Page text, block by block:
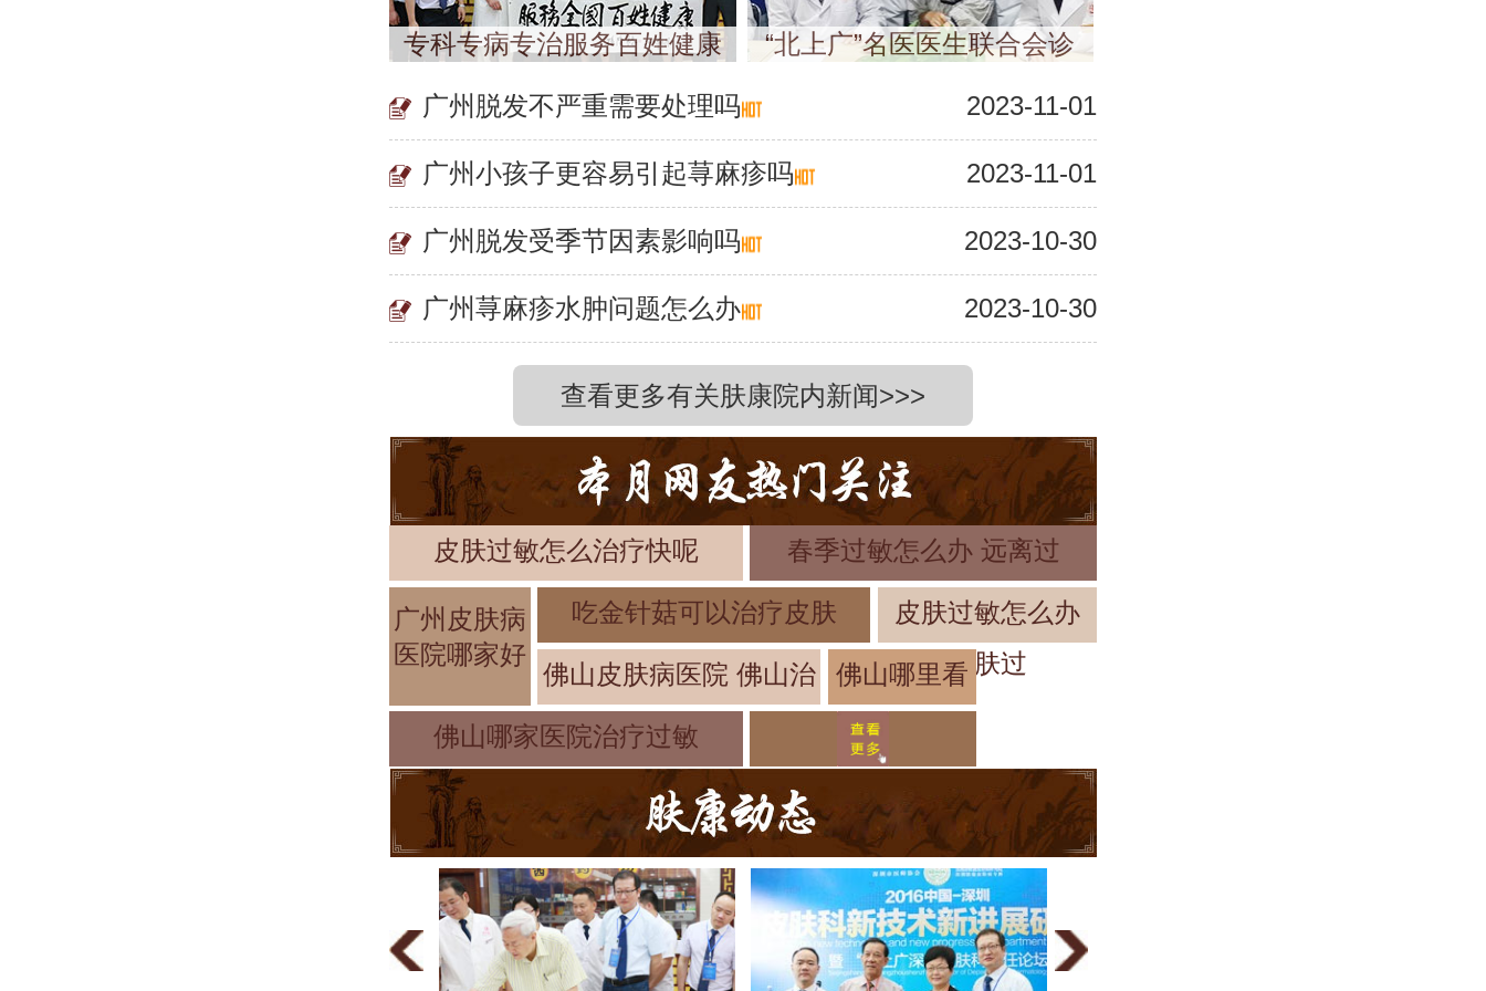
专科专病专治服务百姓健康 “北上广”名医医生联合会诊
广州脱发不严重需要处理吗 2023-11-01
广州小孩子更容易引起荨麻疹吗 2023-11-01
广州脱发受季节因素影响吗 2023-10-30
广州荨麻疹水肿问题怎么办 2023-10-30
查看更多有关肤康院内新闻>>>
皮肤过敏怎么治疗快呢 春季过敏怎么办 远离过
广州皮肤病
医院哪家好
吃金针菇可以治疗皮肤
皮肤过敏怎么办
皮肤过
佛山皮肤病医院 佛山治
佛山哪里看
皮肤过敏好
佛山哪家医院治疗过敏